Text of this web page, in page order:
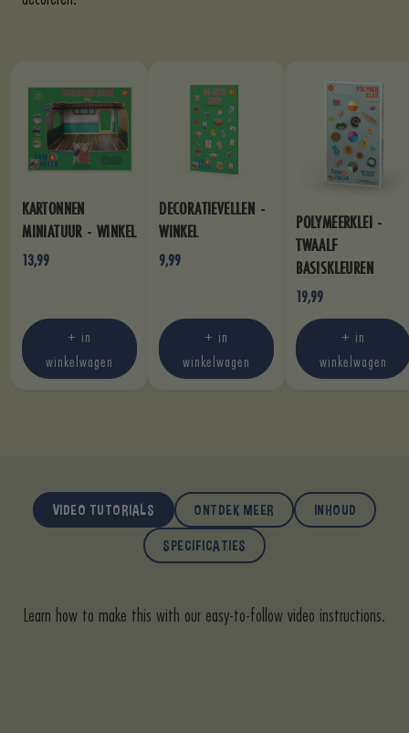
KARTONNEN
MINIATUUR - WINKEL
13,99
+ in
winkelwagen
DECORATIEVELLEN -
WINKEL
9,99
+ in
winkelwagen
POLYMEERKLEI -
TWAALF
BASISKLEUREN
19,99
+ in
winkelwagen
VIDEO TUTORIALS ONTDEK MEER INHOUD
SPECIFICATIES
Learn how to make this with our easy-to-follow video instructions.